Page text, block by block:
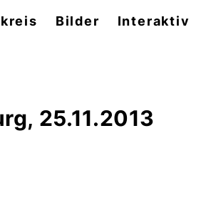
Bilder Interaktiv
25.11.2013